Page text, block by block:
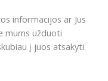
informacijos ar Jus
mums užduoti
į juos atsakyti.